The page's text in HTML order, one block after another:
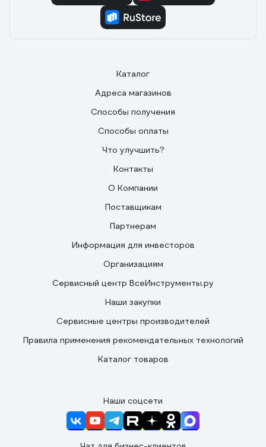
Каталог
Адреса магазинов
Способы получения
Способы оплаты
Что улучшить?
Контакты
О Компании
Поставщикам
Партнерам
Информация для инвесторов
Организациям
Сервисный центр ВсеИнструменты.ру
Наши закупки
Сервисные центры производителей
Правила применения рекомендательных технологий
Каталог товаров
Наши соцсети